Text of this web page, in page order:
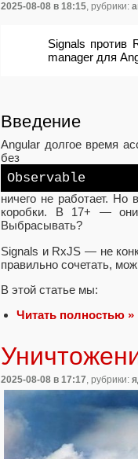
2025-08-08 в 18:15, рубрики:
Signals против
manager для
Введение
Angular долгое время
без
Observable
ничего не работает. Но
коробки. В 17+ — они
Выбрасывать?
Signals и RxJS — не
правильно сочетать,
В этой статье мы:
Читать полностью »
2025-08-08 в 17:17, рубрики: